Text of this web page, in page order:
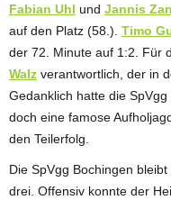
Fabian Uhl und Jannis
auf den Platz (58.). Timo
der 72. Minute auf 1:2. Für
Walz verantwortlich, der in
Gedanklich hatte die
doch eine famose
den Teilerfolg.
Die SpVgg Bochingen
drei. Offensiv konnte der